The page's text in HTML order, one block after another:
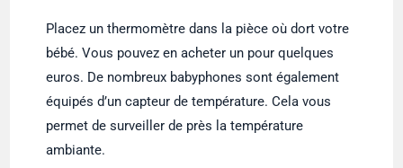
Placez un thermomètre dans la pièce où dort votre
bébé. Vous pouvez en acheter un pour quelques
euros. De nombreux babyphones sont également
équipés d’un capteur de température. Cela vous
permet de surveiller de près la température
ambiante.